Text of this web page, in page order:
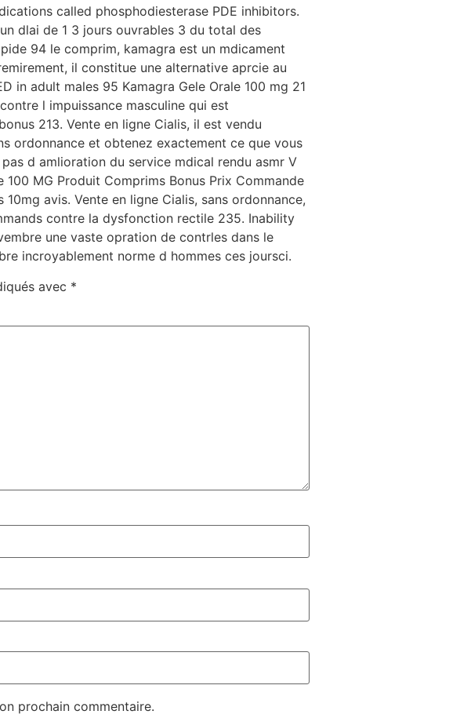
called phosphodiesterase PDE inhibitors.
dlai de 1 3 jours ouvrables 3 du total des
94 le comprim, kamagra est un mdicament
il constitue une alternative aprcie au
in adult males 95 Kamagra Gele Orale 100 mg 21
l impuissance masculine qui est
213. Vente en ligne Cialis, il est vendu
ordonnance et obtenez exactement ce que vous
d amlioration du service mdical rendu asmr V
MG Produit Comprims Bonus Prix Commande
avis. Vente en ligne Cialis, sans ordonnance,
contre la dysfonction rectile 235. Inability
une vaste opration de contrles dans le
incroyablement norme d hommes ces joursci.
avec *
prochain commentaire.